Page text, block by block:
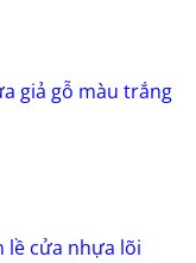
giả gỗ màu trắng
lề cửa nhựa lõi